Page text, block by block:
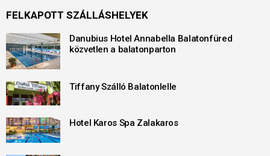
FELKAPOTT SZÁLLÁSHELYEK
Danubius Hotel Annabella Balatonfüred
közvetlen a balatonparton
Tiffany Szálló Balatonlelle
Hotel Karos Spa Zalakaros